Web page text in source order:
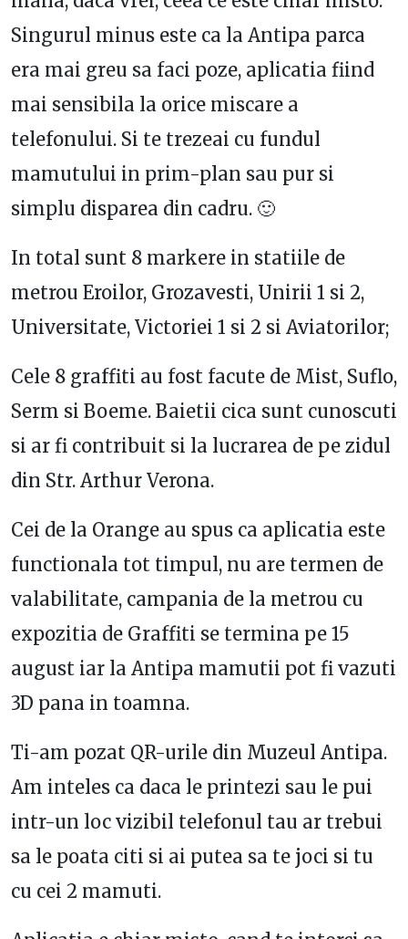
Singurul minus este ca la Antipa parca
era mai greu sa faci poze, aplicatia fiind
mai sensibila la orice miscare a
telefonului. Si te trezeai cu fundul
mamutului in prim-plan sau pur si
simplu disparea din cadru. 🙂
In total sunt 8 markere in statiile de
metrou Eroilor, Grozavesti, Unirii 1 si 2,
Universitate, Victoriei 1 si 2 si Aviatorilor;
Cele 8 graffiti au fost facute de Mist, Suflo,
Serm si Boeme. Baietii cica sunt cunoscuti
si ar fi contribuit si la lucrarea de pe zidul
din Str. Arthur Verona.
Cei de la Orange au spus ca aplicatia este
functionala tot timpul, nu are termen de
valabilitate, campania de la metrou cu
expozitia de Graffiti se termina pe 15
august iar la Antipa mamutii pot fi vazuti
3D pana in toamna.
Ti-am pozat QR-urile din Muzeul Antipa.
Am inteles ca daca le printezi sau le pui
intr-un loc vizibil telefonul tau ar trebui
sa le poata citi si ai putea sa te joci si tu
cu cei 2 mamuti.